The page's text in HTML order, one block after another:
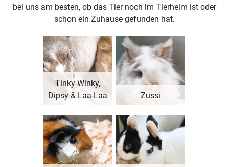
bei uns am besten, ob das Tier noch im Tierheim ist oder
schon ein Zuhause gefunden hat.
Tinky-Winky,
Dipsy & Laa-Laa
Zussi